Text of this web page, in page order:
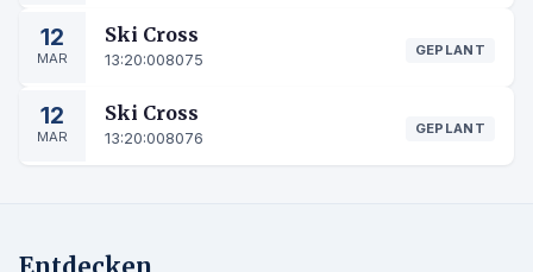
12
MAR
Ski Cross
13:20:008075
GEPLANT
12
MAR
Ski Cross
13:20:008076
GEPLANT